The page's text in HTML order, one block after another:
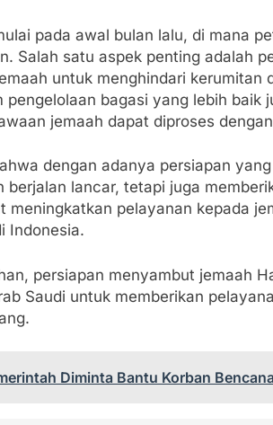
pada awal bulan lalu, di mana
Salah satu aspek penting adalah
untuk menghindari kerumitan
pengelolaan bagasi yang lebih baik
jemaah dapat diproses
dengan adanya persiapan
berjalan lancar, tetapi juga
meningkatkan pelayanan kepada
Indonesia.
persiapan menyambut jemaah
Saudi untuk memberikan
Diminta Bantu Korban